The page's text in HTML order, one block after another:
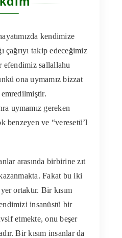
Video
for:
kendimize
çağrıyı takip edeceğimiz
efendimiz sallallahu
ona uymamız bizzat
uymamız gereken
benzeyen ve “veresetü’l
arasında birbirine zıt
Fakat bu iki
ortaktır. Bir kısım
insanüstü bir
etmekte, onu beşer
Bir kısım insanlar da